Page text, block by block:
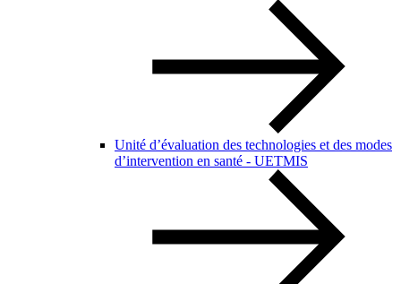
Unité d’évaluation des technologies et des modes
d’intervention en santé - UETMIS